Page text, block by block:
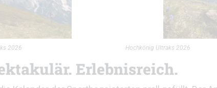
2026 Hochkönig Ultraks 2026
Erlebnisreich.